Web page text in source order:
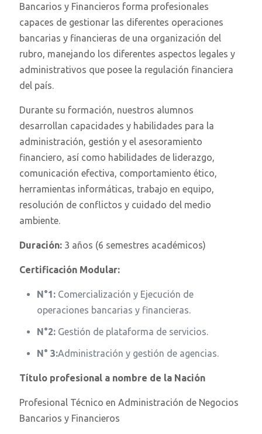
Bancarios y Financieros forma profesionales
capaces de gestionar las diferentes operaciones
bancarias y financieras de una organización del
rubro, manejando los diferentes aspectos legales y
administrativos que posee la regulación financiera
del país.
Durante su formación, nuestros alumnos
desarrollan capacidades y habilidades para la
administración, gestión y el asesoramiento
financiero, así como habilidades de liderazgo,
comunicación efectiva, comportamiento ético,
herramientas informáticas, trabajo en equipo,
resolución de conflictos y cuidado del medio
ambiente.
Duración: 3 años (6 semestres académicos)
Certificación Modular:
N°1: Comercialización y Ejecución de
operaciones bancarias y financieras.
N°2: Gestión de plataforma de servicios.
N° 3:Administración y gestión de agencias.
Título profesional a nombre de la Nación
Profesional Técnico en Administración de Negocios
Bancarios y Financieros